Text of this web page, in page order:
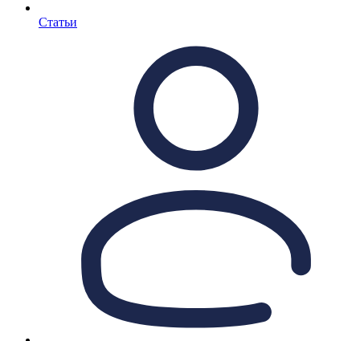
Статьи